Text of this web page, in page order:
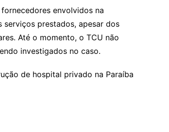
envolvidos na
prestados, apesar dos
Até o momento, o TCU não
investigados no caso.
de hospital privado na Paraíba